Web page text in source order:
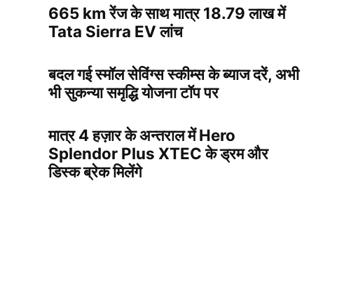
665 km रेंज के साथ मात्र 18.79 लाख में
Tata Sierra EV लांच
बदल गई स्मॉल सेविंग्स स्कीम्स के ब्याज दरें, अभी
भी सुकन्या समृद्धि योजना टॉप पर
मात्र 4 हज़ार के अन्तराल में Hero
Splendor Plus XTEC के ड्रम और
डिस्क ब्रेक मिलेंगे